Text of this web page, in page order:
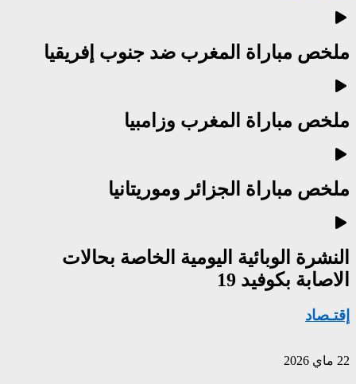
ملخص مباراة المغرب ضد جنوب إفريقيا
ملخص مباراة المغرب وزامبيا
ملخص مباراة الجزائر وموريتانيا
النشرة الوبائية اليومية الخاصة بحالات
الاصابة بكوفيد 19
إقتـصاد
22 ماي 2026